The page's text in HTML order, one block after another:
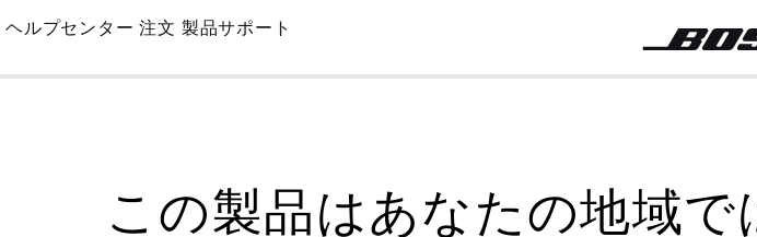
Skip
Main
ヘルプセンター 注文 製品サポート
この製品はあなたの地域